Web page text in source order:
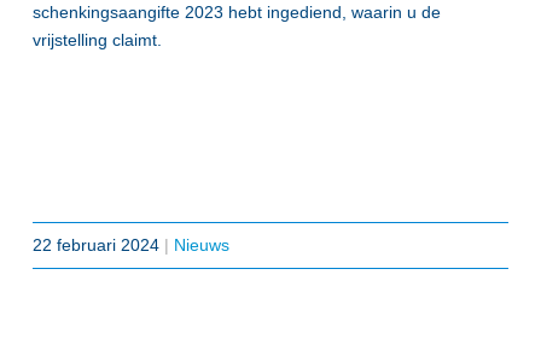
schenkingsaangifte 2023 hebt ingediend, waarin u de
vrijstelling claimt.
22 februari 2024| Nieuws